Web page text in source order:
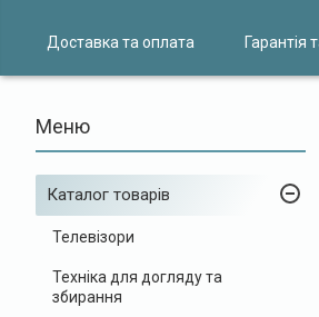
Доставка та оплата Гарантія
Каталог товарів
Телевізори
Техніка для догляду та
збирання